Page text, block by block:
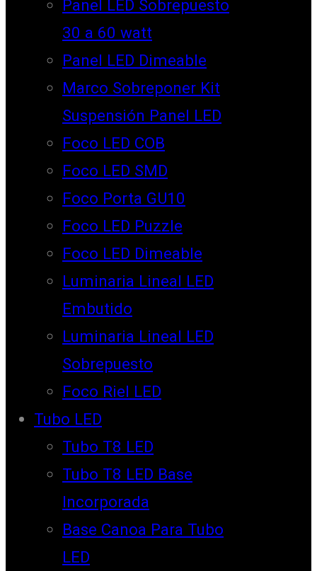
Panel LED Sobrepuesto
30 a 60 watt
Panel LED Dimeable
Marco Sobreponer Kit
Suspensión Panel LED
Foco LED COB
Foco LED SMD
Foco Porta GU10
Foco LED Puzzle
Foco LED Dimeable
Luminaria Lineal LED
Embutido
Luminaria Lineal LED
Sobrepuesto
Foco Riel LED
Tubo LED
Tubo T8 LED
Tubo T8 LED Base
Incorporada
Base Canoa Para Tubo
LED